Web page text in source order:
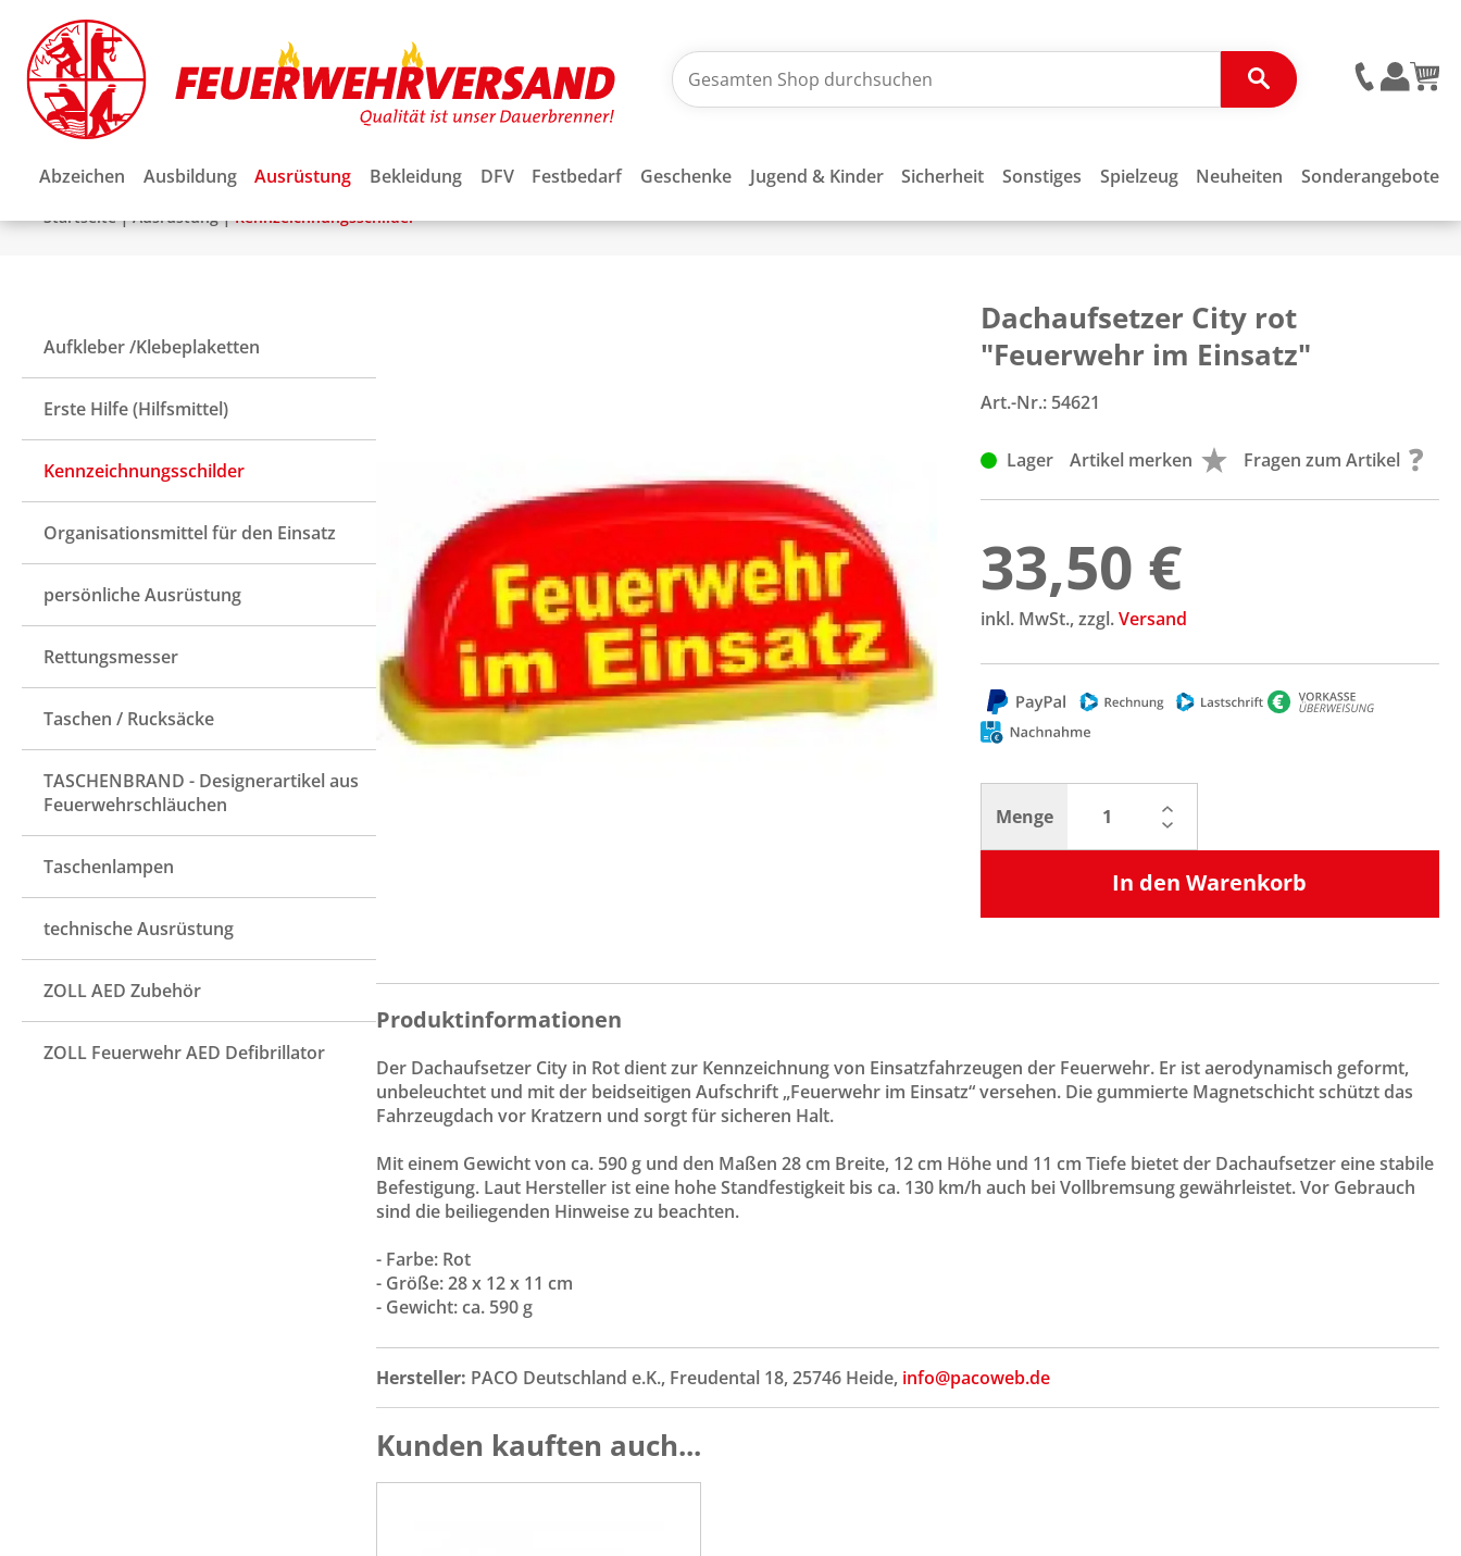
Abzeichen Ausbildung Ausrüstung Bekleidung DFV Festbedarf Geschenke Jugend & Kinder Sicherheit Sonstiges Spielzeug Neuheiten Sonderangebote
Startseite|Ausrüstung|Kennzeichnungsschilder
Aufkleber /Klebeplaketten
Erste Hilfe (Hilfsmittel)
Kennzeichnungsschilder
Organisationsmittel für den Einsatz
persönliche Ausrüstung
Rettungsmesser
Taschen / Rucksäcke
TASCHENBRAND - Designerartikel aus
Feuerwehrschläuchen
Taschenlampen
technische Ausrüstung
ZOLL AED Zubehör
ZOLL Feuerwehr AED Defibrillator
Dachaufsetzer City rot
"Feuerwehr im Einsatz"
Art.-Nr.: 54621
Lager Artikel merken Fragen zum Artikel
33,50 €
inkl. MwSt., zzgl.Versand
Menge
In den Warenkorb
Produktinformationen
Der Dachaufsetzer City in Rot dient zur Kennzeichnung von Einsatzfahrzeugen der Feuerwehr. Er ist aerodynamisch geformt,
unbeleuchtet und mit der beidseitigen Aufschrift „Feuerwehr im Einsatz“ versehen. Die gummierte Magnetschicht schützt das
Fahrzeugdach vor Kratzern und sorgt für sicheren Halt.
Mit einem Gewicht von ca. 590 g und den Maßen 28 cm Breite, 12 cm Höhe und 11 cm Tiefe bietet der Dachaufsetzer eine stabile
Befestigung. Laut Hersteller ist eine hohe Standfestigkeit bis ca. 130 km/h auch bei Vollbremsung gewährleistet. Vor Gebrauch
sind die beiliegenden Hinweise zu beachten.
- Farbe: Rot
- Größe: 28 x 12 x 11 cm
- Gewicht: ca. 590 g
Hersteller: PACO Deutschland e.K., Freudental 18, 25746 Heide, info@pacoweb.de
Kunden kauften auch...